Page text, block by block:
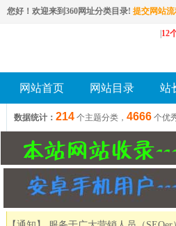
您好！欢迎来到360网址分类目录! 提交网站
12
网站首页 网站目录 站
数据统计： 214 个主题分类， 4666 个优